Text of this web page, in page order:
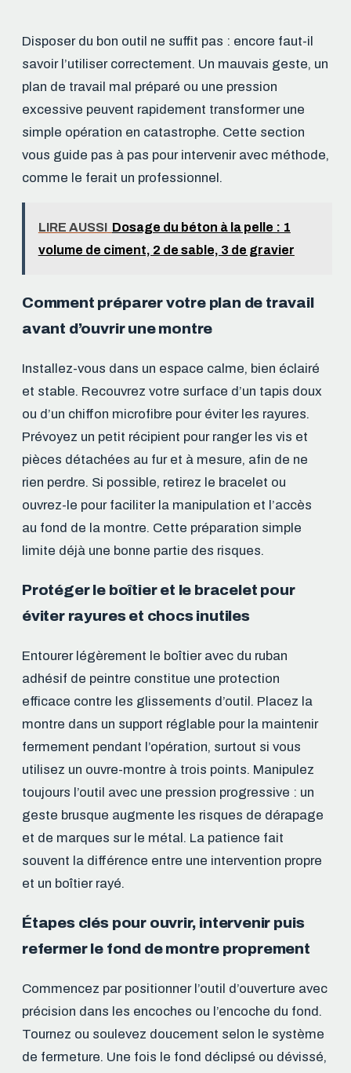
Disposer du bon outil ne suffit pas : encore faut-il
savoir l’utiliser correctement. Un mauvais geste, un
plan de travail mal préparé ou une pression
excessive peuvent rapidement transformer une
simple opération en catastrophe. Cette section
vous guide pas à pas pour intervenir avec méthode,
comme le ferait un professionnel.
LIRE AUSSI Dosage du béton à la pelle : 1
volume de ciment, 2 de sable, 3 de gravier
Comment préparer votre plan de travail
avant d’ouvrir une montre
Installez-vous dans un espace calme, bien éclairé
et stable. Recouvrez votre surface d’un tapis doux
ou d’un chiffon microfibre pour éviter les rayures.
Prévoyez un petit récipient pour ranger les vis et
pièces détachées au fur et à mesure, afin de ne
rien perdre. Si possible, retirez le bracelet ou
ouvrez-le pour faciliter la manipulation et l’accès
au fond de la montre. Cette préparation simple
limite déjà une bonne partie des risques.
Protéger le boîtier et le bracelet pour
éviter rayures et chocs inutiles
Entourer légèrement le boîtier avec du ruban
adhésif de peintre constitue une protection
efficace contre les glissements d’outil. Placez la
montre dans un support réglable pour la maintenir
fermement pendant l’opération, surtout si vous
utilisez un ouvre-montre à trois points. Manipulez
toujours l’outil avec une pression progressive : un
geste brusque augmente les risques de dérapage
et de marques sur le métal. La patience fait
souvent la différence entre une intervention propre
et un boîtier rayé.
Étapes clés pour ouvrir, intervenir puis
refermer le fond de montre proprement
Commencez par positionner l’outil d’ouverture avec
précision dans les encoches ou l’encoche du fond.
Tournez ou soulevez doucement selon le système
de fermeture. Une fois le fond déclipsé ou dévissé,